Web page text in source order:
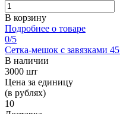
В корзину
Подробнее о товаре
0/5
Сетка-мешок с завязками
В наличии
3000 шт
Цена за единицу
(в рублях)
10